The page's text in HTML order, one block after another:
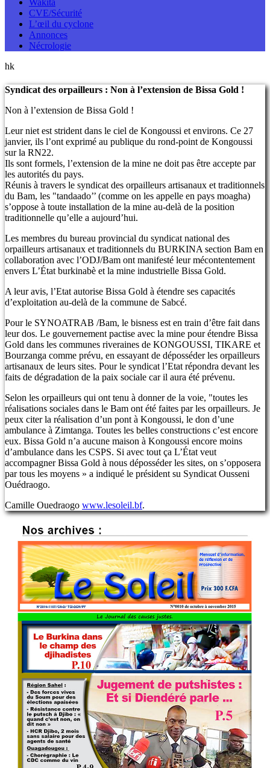
Wakita
CVE/Sécurité
L’œil du cyclone
Annonces
Nécrologie
hk
Syndicat des orpailleurs : Non à l’extension de Bissa Gold !
Non à l’extension de Bissa Gold !
Leur niet est strident dans le ciel de Kongoussi et environs. Ce 27
janvier, ils l’ont exprimé au publique du rond-point de Kongoussi
sur la RN22.
Ils sont formels, l’extension de la mine ne doit pas être accepte par
les autorités du pays.
Réunis à travers le syndicat des orpailleurs artisanaux et traditionnels
du Bam, les "tandaado’’ (comme on les appelle en pays moagha)
s’oppose à toute installation de la mine au-delà de la position
traditionnelle qu’elle a aujourd’hui.
Les membres du bureau provincial du syndicat national des
orpailleurs artisanaux et traditionnels du BURKINA section Bam en
collaboration avec l’ODJ/Bam ont manifesté leur mécontentement
envers L’État burkinabè et la mine industrielle Bissa Gold.
A leur avis, l’Etat autorise Bissa Gold à étendre ses capacités
d’exploitation au-delà de la commune de Sabcé.
Pour le SYNOATRAB /Bam, le bisness est en train d’être fait dans
leur dos. Le gouvernement pactise avec la mine pour étendre Bissa
Gold dans les communes riveraines de KONGOUSSI, TIKARE et
Bourzanga comme prévu, en essayant de déposséder les orpailleurs
artisanaux de leurs sites. Pour le syndicat l’Etat répondra devant les
faits de dégradation de la paix sociale car il aura été prévenu.
Selon les orpailleurs qui ont tenu à donner de la voie, "toutes les
réalisations sociales dans le Bam ont été faites par les orpailleurs. Je
peux citer la réalisation d’un pont à Kongoussi, le don d’une
ambulance à Zimtanga. Toutes les belles constructions c’est encore
eux. Bissa Gold n’a aucune maison à Kongoussi encore moins
d’ambulance dans les CSPS. Si avec tout ça L’État veut
accompagner Bissa Gold à nous déposséder les sites, on s’opposera
par tous les moyens » a indiqué le président su Syndicat Ousseni
Ouédraogo.
Camille Ouedraogo www.lesoleil.bf.